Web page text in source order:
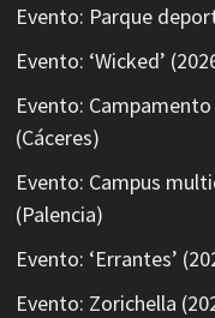
Evento: Parque
Evento: ‘Wicked’
Evento:
(Cáceres)
Evento: Campus
(Palencia)
Evento: ‘Errantes’
Evento: Zorichella